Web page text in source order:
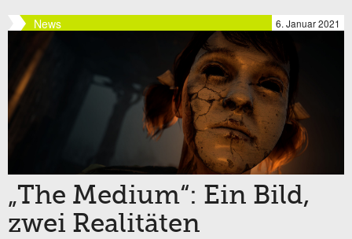
News 6. Januar 2021
„The Medium“: Ein Bild,
zwei Realitäten